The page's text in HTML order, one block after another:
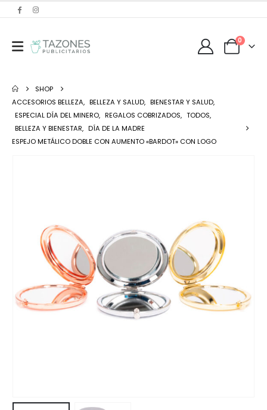
0
SHOP
ACCESORIOS BELLEZA, BELLEZA Y SALUD, BIENESTAR Y SALUD,
ESPECIAL DÍA DEL MINERO, REGALOS COBRIZADOS, TODOS,
BELLEZA Y BIENESTAR, DÍA DE LA MADRE
ESPEJO METÁLICO DOBLE CON AUMENTO «BARDOT» CON LOGO